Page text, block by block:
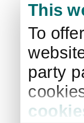
This
To
party